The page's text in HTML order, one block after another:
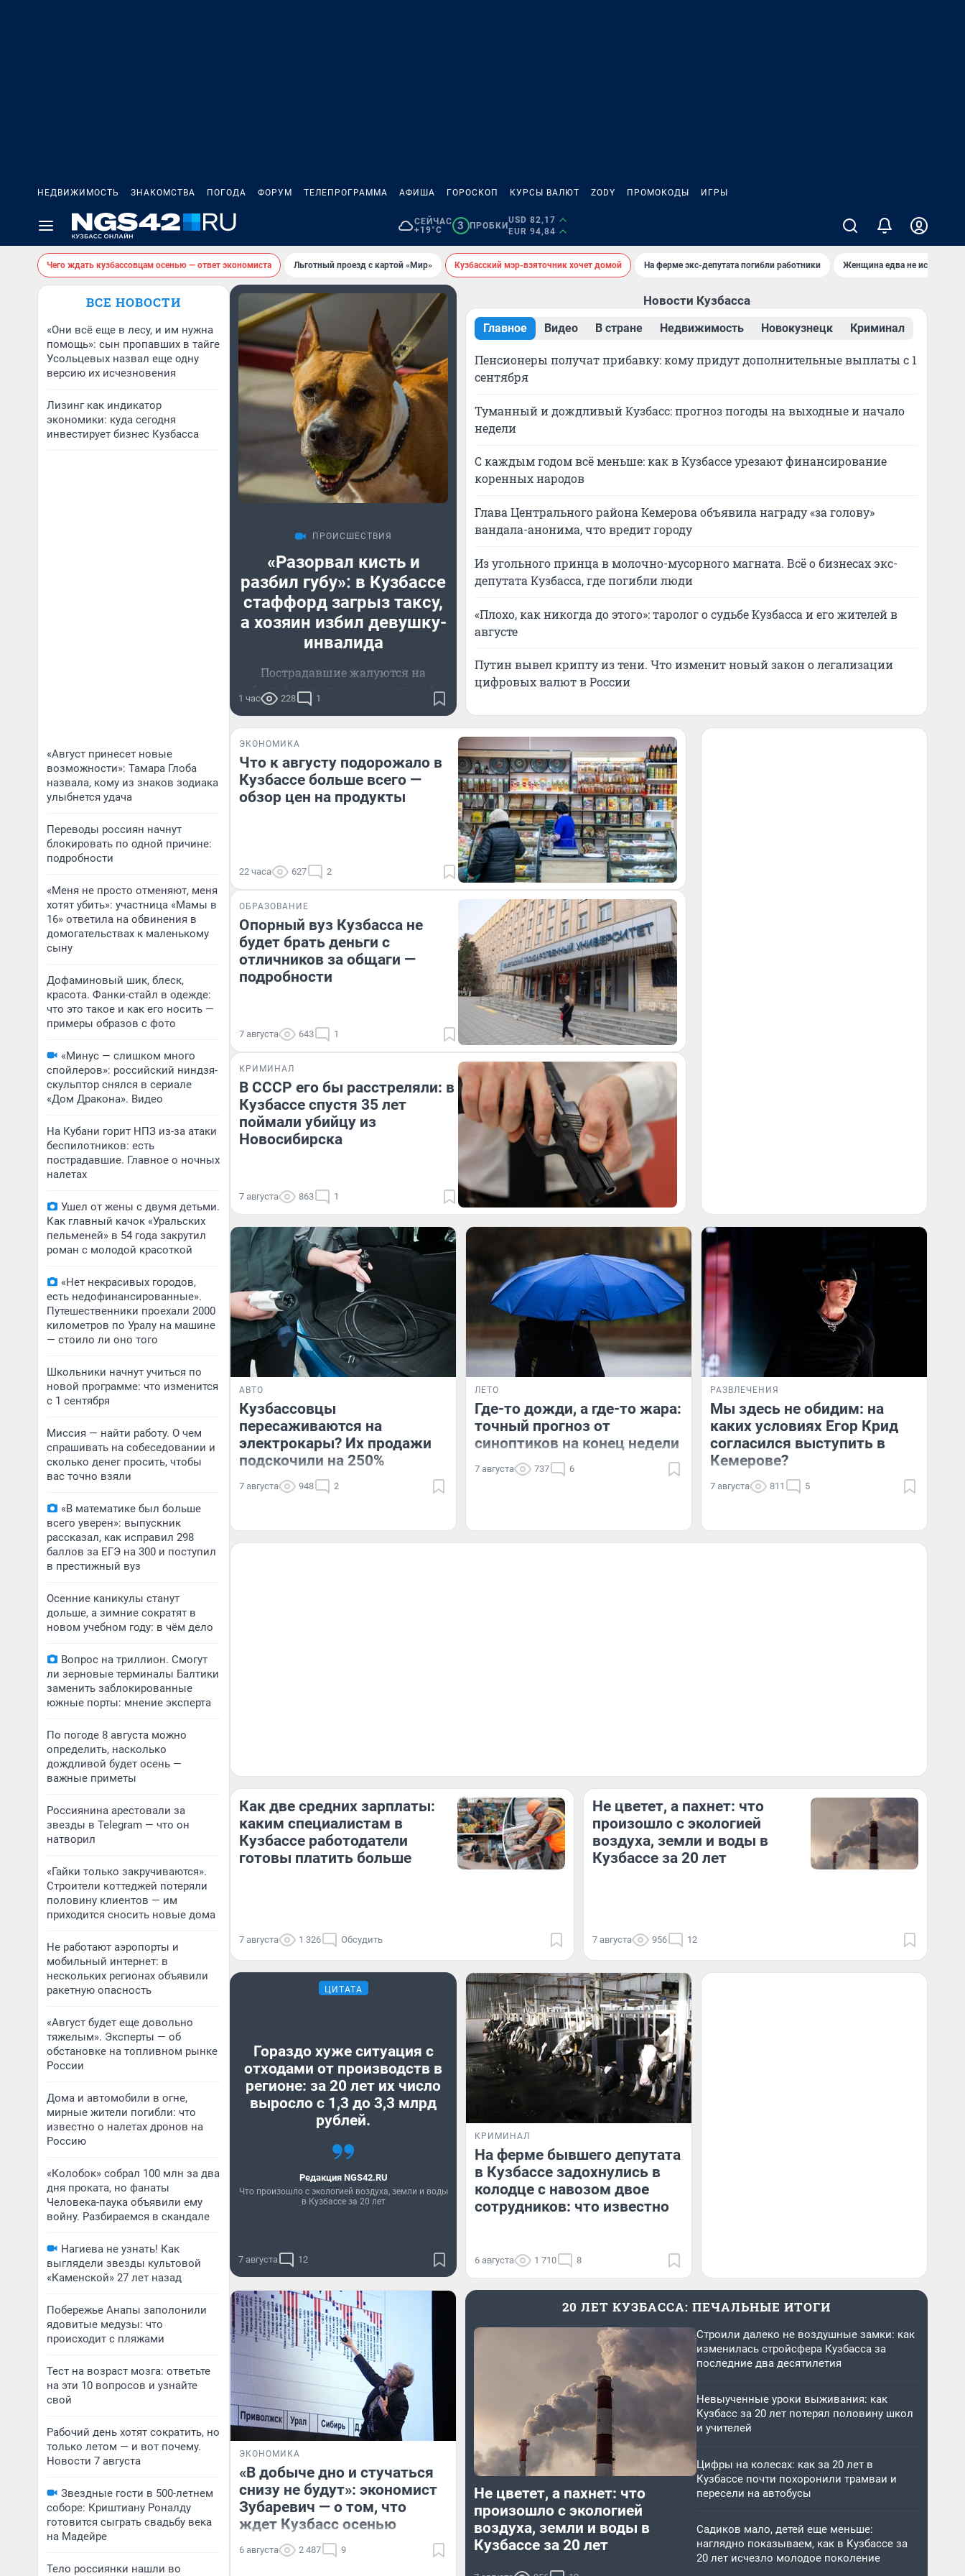
НЕДВИЖИМОСТЬ ЗНАКОМСТВА ПОГОДА ФОРУМ ТЕЛЕПРОГРАММА АФИША ГОРОСКОП КУРСЫ ВАЛЮТ ZODY ПРОМОКОДЫ ИГРЫ
СЕЙЧАС
+19°C
3 ПРОБКИ
USD 82,17
EUR 94,84
Чего ждать кузбассовцам осенью — ответ экономиста Льготный проезд с картой «Мир» Кузбасский мэр-взяточник хочет домой На ферме экс-депутата погибли работники Женщина едва не истекла
ВСЕ НОВОСТИ
«Они всё еще в лесу, и им нужна
помощь»: сын пропавших в тайге
Усольцевых назвал еще одну
версию их исчезновения
Лизинг как индикатор
экономики: куда сегодня
инвестирует бизнес Кузбасса
«Август принесет новые
возможности»: Тамара Глоба
назвала, кому из знаков зодиака
улыбнется удача
Переводы россиян начнут
блокировать по одной причине:
подробности
«Меня не просто отменяют, меня
хотят убить»: участница «Мамы в
16» ответила на обвинения в
домогательствах к маленькому
сыну
Дофаминовый шик, блеск,
красота. Фанки-стайл в одежде:
что это такое и как его носить —
примеры образов с фото
«Минус — слишком много
спойлеров»: российский ниндзя-
скульптор снялся в сериале
«Дом Дракона». Видео
На Кубани горит НПЗ из-за атаки
беспилотников: есть
пострадавшие. Главное о ночных
налетах
Ушел от жены с двумя детьми.
Как главный качок «Уральских
пельменей» в 54 года закрутил
роман с молодой красоткой
«Нет некрасивых городов,
есть недофинансированные».
Путешественники проехали 2000
километров по Уралу на машине
— стоило ли оно того
Школьники начнут учиться по
новой программе: что изменится
с 1 сентября
Миссия — найти работу. О чем
спрашивать на собеседовании и
сколько денег просить, чтобы
вас точно взяли
«В математике был больше
всего уверен»: выпускник
рассказал, как исправил 298
баллов за ЕГЭ на 300 и поступил
в престижный вуз
Осенние каникулы станут
дольше, а зимние сократят в
новом учебном году: в чём дело
Вопрос на триллион. Смогут
ли зерновые терминалы Балтики
заменить заблокированные
южные порты: мнение эксперта
По погоде 8 августа можно
определить, насколько
дождливой будет осень —
важные приметы
Россиянина арестовали за
звезды в Telegram — что он
натворил
«Гайки только закручиваются».
Строители коттеджей потеряли
половину клиентов — им
приходится сносить новые дома
Не работают аэропорты и
мобильный интернет: в
нескольких регионах объявили
ракетную опасность
«Август будет еще довольно
тяжелым». Эксперты — об
обстановке на топливном рынке
России
Дома и автомобили в огне,
мирные жители погибли: что
известно о налетах дронов на
Россию
«Колобок» собрал 100 млн за два
дня проката, но фанаты
Человека-паука объявили ему
войну. Разбираемся в скандале
Нагиева не узнать! Как
выглядели звезды культовой
«Каменской» 27 лет назад
Побережье Анапы заполонили
ядовитые медузы: что
происходит с пляжами
Тест на возраст мозга: ответьте
на эти 10 вопросов и узнайте
свой
Рабочий день хотят сократить, но
только летом — и вот почему.
Новости 7 августа
Звездные гости в 500-летнем
соборе: Криштиану Роналду
готовится сыграть свадьбу века
на Мадейре
Тело россиянки нашли во
ПРОИСШЕСТВИЯ
«Разорвал кисть и
разбил губу»: в Кузбассе
стаффорд загрыз таксу,
а хозяин избил девушку-
инвалида
Пострадавшие жалуются на
бездействие правоохранителей
1 час 228 1
Новости Кузбасса
Главное Видео В стране Недвижимость Новокузнецк Криминал
Пенсионеры получат прибавку: кому придут дополнительные выплаты с 1
сентября
Туманный и дождливый Кузбасс: прогноз погоды на выходные и начало
недели
С каждым годом всё меньше: как в Кузбассе урезают финансирование
коренных народов
Глава Центрального района Кемерова объявила награду «за голову»
вандала-анонима, что вредит городу
Из угольного принца в молочно-мусорного магната. Всё о бизнесах экс-
депутата Кузбасса, где погибли люди
«Плохо, как никогда до этого»: таролог о судьбе Кузбасса и его жителей в
августе
Путин вывел крипту из тени. Что изменит новый закон о легализации
цифровых валют в России
ЭКОНОМИКА
Что к августу подорожало в
Кузбассе больше всего —
обзор цен на продукты
22 часа 627 2
ОБРАЗОВАНИЕ
Опорный вуз Кузбасса не
будет брать деньги с
отличников за общаги —
подробности
7 августа 643 1
КРИМИНАЛ
В СССР его бы расстреляли: в
Кузбассе спустя 35 лет
поймали убийцу из
Новосибирска
7 августа 863 1
АВТО
Кузбассовцы
пересаживаются на
электрокары? Их продажи
подскочили на 250%
7 августа 948 2
ЛЕТО
Где-то дожди, а где-то жара:
точный прогноз от
синоптиков на конец недели
7 августа 737 6
РАЗВЛЕЧЕНИЯ
Мы здесь не обидим: на
каких условиях Егор Крид
согласился выступить в
Кемерове?
7 августа 811 5
Как две средних зарплаты:
каким специалистам в
Кузбассе работодатели
готовы платить больше
7 августа 1 326 Обсудить
Не цветет, а пахнет: что
произошло с экологией
воздуха, земли и воды в
Кузбассе за 20 лет
7 августа 956 12
ЦИТАТА
Гораздо хуже ситуация с
отходами от производств в
регионе: за 20 лет их число
выросло с 1,3 до 3,3 млрд
рублей.
Редакция NGS42.RU
Что произошло с экологией воздуха, земли и воды
в Кузбассе за 20 лет
7 августа 12
КРИМИНАЛ
На ферме бывшего депутата
в Кузбассе задохнулись в
колодце с навозом двое
сотрудников: что известно
6 августа 1 710 8
ЭКОНОМИКА
«В добыче дно и стучаться
снизу не будут»: экономист
Зубаревич — о том, что
ждет Кузбасс осенью
6 августа 2 487 9
20 ЛЕТ КУЗБАССА: ПЕЧАЛЬНЫЕ ИТОГИ
Не цветет, а пахнет: что
произошло с экологией
воздуха, земли и воды в
Кузбассе за 20 лет
Строили далеко не воздушные замки: как
изменилась стройсфера Кузбасса за
последние два десятилетия
Невыученные уроки выживания: как
Кузбасс за 20 лет потерял половину школ
и учителей
Цифры на колесах: как за 20 лет в
Кузбассе почти похоронили трамваи и
пересели на автобусы
Садиков мало, детей еще меньше:
наглядно показываем, как в Кузбассе за
20 лет исчезло молодое поколение